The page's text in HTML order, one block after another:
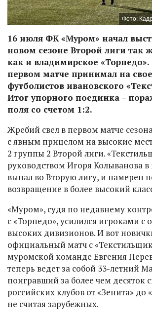
Фото:
16 июля ФК «Муром» начал
новом сезоне Второй лиги так
как и владимирское
первом матче принимал на
футболистов ивановского
Итог упорного поединка –
поля со счетом 1:2.
Жребий свел в первом матче
с явным прицелом на высокие
2 группы 2 Второй лиги.
руководством Игоря Колыванова
выпал во Вторую лигу, и намерен
возвращение в более высокий
«Муром», судя по недавнему
с «Торпедо», усилился игроками с
высоких дивизионов. И вот
официальный матч с
муромской команде Евгения
теперь ведет за собой 33-летний
поигравший за более чем десяток
российских клубов от «Зенита» до
не считая зарубежных.